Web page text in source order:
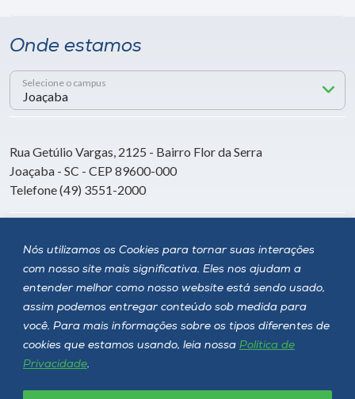
Nós utilizamos os Cookies para tornar suas interações
com nosso site mais significativa. Eles nos ajudam a
entender melhor como nosso website está sendo usado,
assim podemos entregar conteúdo sob medida para
você. Para mais informações sobre os tipos diferentes de
cookies que estamos usando, leia nossa Política de
Privacidade.
Onde estamos
Selecione o campus
Rua Getúlio Vargas, 2125 - Bairro Flor da Serra
Joaçaba - SC - CEP 89600-000
Telefone (49) 3551-2000
Siga a Unoesc